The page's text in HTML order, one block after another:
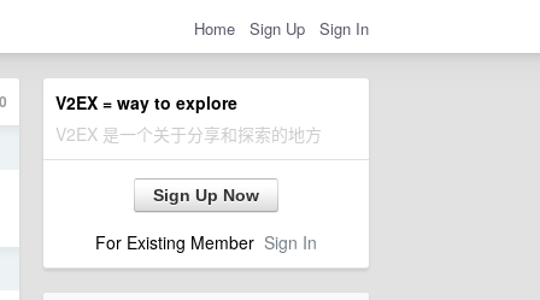
Home Sign Up Sign In
V2EX = way to explore
V2EX 是一个关于分享和探索的地方
Sign Up Now
For Existing Member Sign In